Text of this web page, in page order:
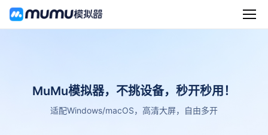
MuMu模拟器，不挑设备，秒开秒用！
适配Windows/macOS，高清大屏，自由多开